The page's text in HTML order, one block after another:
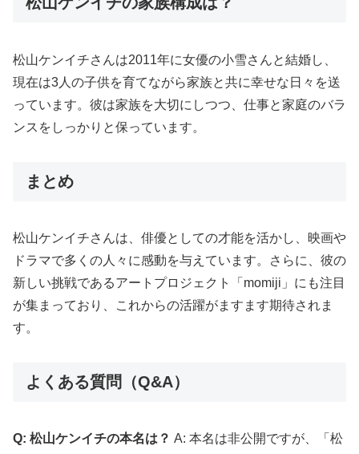
松山ケンイチさんは2011年に女優の小雪さんと結婚し、
現在は3人の子供を育てながら家族と共に幸せな日々を送
っています。彼は家族を大切にしつつ、仕事と家庭のバラ
ンスをしっかりと保っています。
まとめ
松山ケンイチさんは、俳優としての才能を活かし、映画や
ドラマで多くの人々に感動を与えています。さらに、彼の
新しい挑戦であるアートプロジェクト「momiji」にも注目
が集まっており、これからの活躍がますます期待されま
す。
よくある質問（Q&A）
Q: 松山ケンイチの本名は？ A: 本名は非公開ですが、「松